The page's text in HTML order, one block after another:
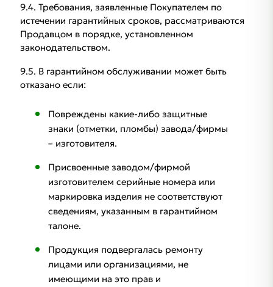
9.4. Требования, заявленные Покупателем по
истечении гарантийных сроков, рассматриваются
Продавцом в порядке, установленном
законодательством.
9.5. В гарантийном обслуживании может быть
отказано если:
Повреждены какие-либо защитные
знаки (отметки, пломбы) завода/фирмы
– изготовителя.
Присвоенные заводом/фирмой
изготовителем серийные номера или
маркировка изделия не соответствуют
сведениям, указанным в гарантийном
талоне.
Продукция подвергалась ремонту
лицами или организациями, не
имеющими на это прав и